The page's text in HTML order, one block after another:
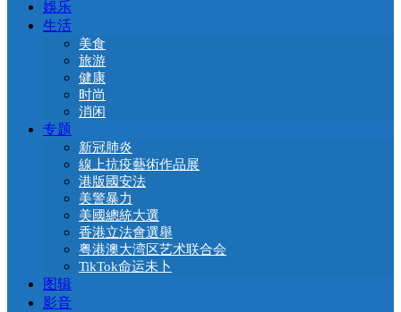
娛乐
生活
美食
旅游
健康
时尚
消闲
专题
新冠肺炎
線上抗疫藝術作品展
港版國安法
美警暴力
美國總統大選
香港立法會選舉
粤港澳大湾区艺术联合会
TikTok命运未卜
图辑
影音